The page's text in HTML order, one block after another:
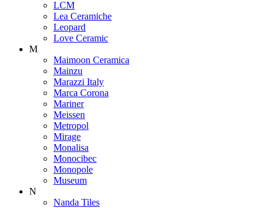
LCM
Lea Ceramiche
Leopard
Love Ceramic
M
Maimoon Ceramica
Mainzu
Marazzi Italy
Marca Corona
Mariner
Meissen
Metropol
Mirage
Monalisa
Monocibec
Monopole
Museum
N
Nanda Tiles